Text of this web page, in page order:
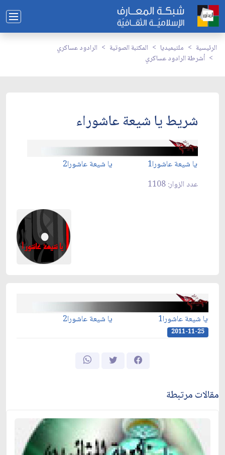
الرئيسية ملتيميديا المكتبة الصوتية
الرادود عساكري
أشرطة الرادود عساكري
شريط يا شيعة عاشوراء
يا شيعة عاشورا1
يا شيعة عاشورا2
عدد الزوار: 1108
يا شيعة عاشورا1 يا شيعة عاشورا2
2011-11-25
مقالات مرتبطة